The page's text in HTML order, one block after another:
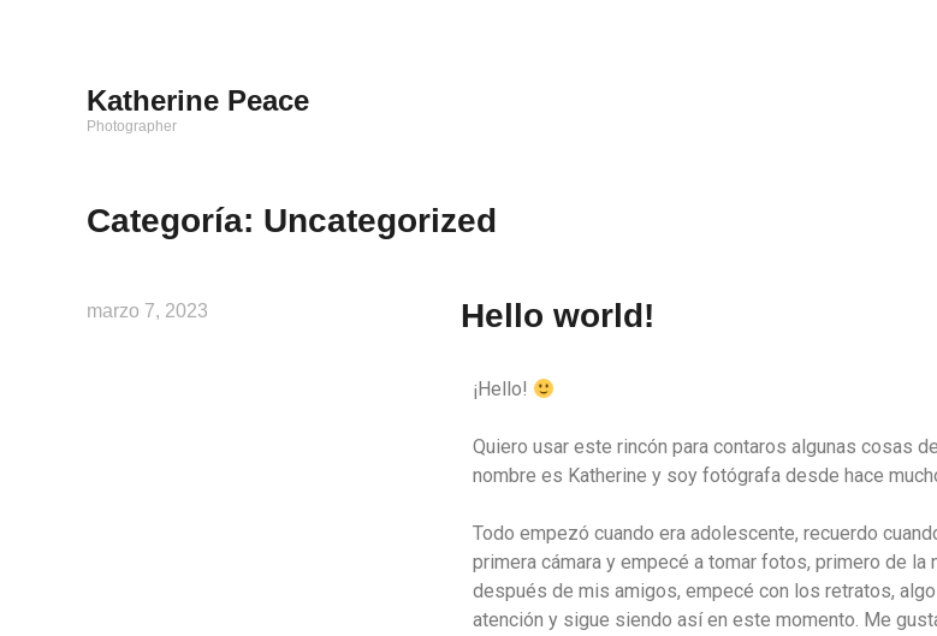
Katherine Peace
Photographer
Categoría: Uncategorized
Hello world!
marzo 7, 2023
¡Hello!
Quiero usar este rincón para contaros algunas cosas
nombre es Katherine y soy fotógrafa desde hace
Todo empezó cuando era adolescente, recuerdo
primera cámara y empecé a tomar fotos, primero de la
después de mis amigos, empecé con los retratos,
atención y sigue siendo así en este momento. Me